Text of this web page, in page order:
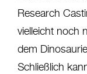
Research
vielleicht noch
dem
Schließlich